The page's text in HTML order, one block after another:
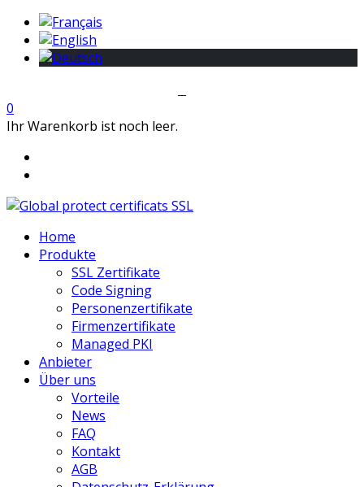
0
Ihr Warenkorb ist noch leer.
Home
Produkte
SSL Zertifikate
Code Signing
Personenzertifikate
Firmenzertifikate
Managed PKI
Anbieter
Über uns
Vorteile
News
FAQ
Kontakt
AGB